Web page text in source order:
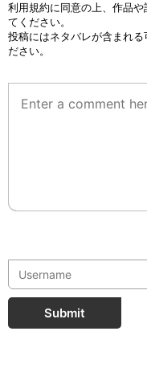
利用規約に同意の上、作品
てください。
投稿にはネタバレが含まれ
ださい。
Submit